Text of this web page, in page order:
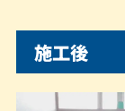
施工後